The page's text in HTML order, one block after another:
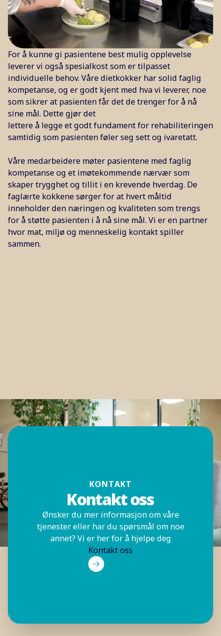
For å kunne gi pasientene best mulig opplevelse
leverer vi også spesialkost som er tilpasset
individuelle behov. Våre dietkokker har solid faglig
kompetanse, og er godt kjent med hva vi leverer, noe
som sikrer at pasienten får det de trenger for å nå
sine mål. Dette gjør det
lettere å legge et godt fundament for rehabiliteringen
samtidig som pasienten føler seg sett og ivaretatt.
Våre medarbeidere møter pasientene med faglig
kompetanse og et imøtekommende nærvær som
skaper trygghet og tillit i en krevende hverdag. De
faglærte kokkene sørger for at hvert måltid
inneholder den næringen og kvaliteten som trengs
for å støtte pasienten i å nå sine mål. Vi er en partner
hvor mat, miljø og menneskelig kontakt spiller
sammen.
KONTAKT
Kontakt oss
Ønsker du mer informasjon om våre
tjenester eller har du spørsmål om noe
annet? Vi er her for å hjelpe deg
Kontakt oss